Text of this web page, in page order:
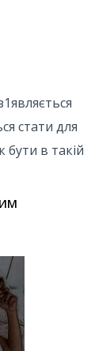
стати для
бути в такій